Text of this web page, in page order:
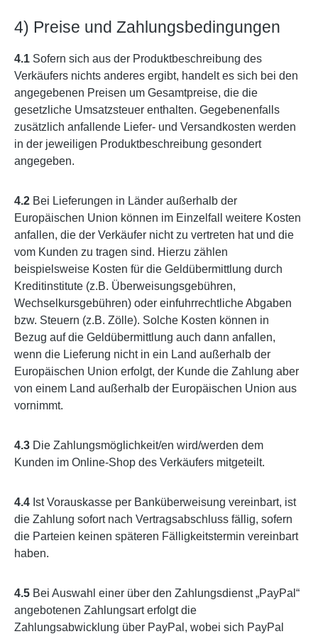
4) Preise und Zahlungsbedingungen
4.1 Sofern sich aus der Produktbeschreibung des
Verkäufers nichts anderes ergibt, handelt es sich bei den
angegebenen Preisen um Gesamtpreise, die die
gesetzliche Umsatzsteuer enthalten. Gegebenenfalls
zusätzlich anfallende Liefer- und Versandkosten werden
in der jeweiligen Produktbeschreibung gesondert
angegeben.
4.2 Bei Lieferungen in Länder außerhalb der
Europäischen Union können im Einzelfall weitere Kosten
anfallen, die der Verkäufer nicht zu vertreten hat und die
vom Kunden zu tragen sind. Hierzu zählen
beispielsweise Kosten für die Geldübermittlung durch
Kreditinstitute (z.B. Überweisungsgebühren,
Wechselkursgebühren) oder einfuhrrechtliche Abgaben
bzw. Steuern (z.B. Zölle). Solche Kosten können in
Bezug auf die Geldübermittlung auch dann anfallen,
wenn die Lieferung nicht in ein Land außerhalb der
Europäischen Union erfolgt, der Kunde die Zahlung aber
von einem Land außerhalb der Europäischen Union aus
vornimmt.
4.3 Die Zahlungsmöglichkeit/en wird/werden dem
Kunden im Online-Shop des Verkäufers mitgeteilt.
4.4 Ist Vorauskasse per Banküberweisung vereinbart, ist
die Zahlung sofort nach Vertragsabschluss fällig, sofern
die Parteien keinen späteren Fälligkeitstermin vereinbart
haben.
4.5 Bei Auswahl einer über den Zahlungsdienst „PayPal“
angebotenen Zahlungsart erfolgt die
Zahlungsabwicklung über PayPal, wobei sich PayPal